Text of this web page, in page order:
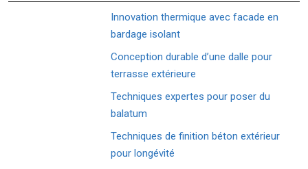
Innovation thermique avec facade en
bardage isolant
Conception durable d’une dalle pour
terrasse extérieure
Techniques expertes pour poser du
balatum
Techniques de finition béton extérieur
pour longévité